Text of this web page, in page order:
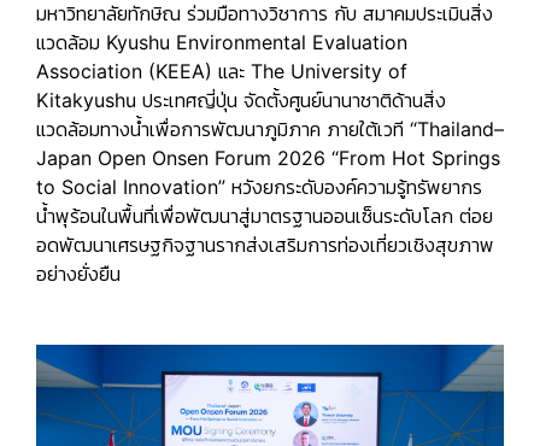
มหาวิทยาลัยทักษิณ ร่วมมือทางวิชาการ กับ สมาคมประเมินสิ่ง
แวดล้อม Kyushu Environmental Evaluation
Association (KEEA) และ The University of
Kitakyushu ประเทศญี่ปุ่น จัดตั้งศูนย์นานาชาติด้านสิ่ง
แวดล้อมทางน้ำเพื่อการพัฒนาภูมิภาค ภายใต้เวที “Thailand–
Japan Open Onsen Forum 2026 “From Hot Springs
to Social Innovation” หวังยกระดับองค์ความรู้ทรัพยากร
น้ำพุร้อนในพื้นที่เพื่อพัฒนาสู่มาตรฐานออนเซ็นระดับโลก ต่อย
อดพัฒนาเศรษฐกิจฐานรากส่งเสริมการท่องเที่ยวเชิงสุขภาพ
อย่างยั่งยืน